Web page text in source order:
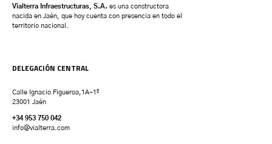
Vialterra Infraestructuras, S.A. es una constructora
nacida en Jaén, que hoy cuenta con presencia en todo el
territorio nacional.
DELEGACIÓN CENTRAL
Calle Ignacio Figueroa,1A-1º
23001 Jaén
+34 953 750 042
info@vialterra.com